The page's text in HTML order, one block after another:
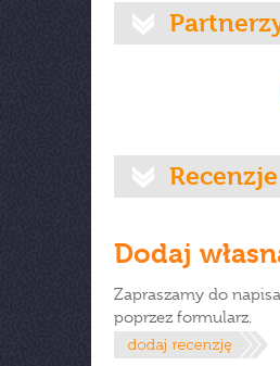
Recenzje
Dodaj
Zapraszamy do
poprzez formularz.